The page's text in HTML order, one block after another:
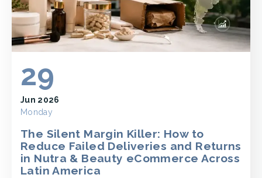
29
Jun 2026
Monday
The Silent Margin Killer: How to
Reduce Failed Deliveries and Returns
in Nutra & Beauty eCommerce Across
Latin America